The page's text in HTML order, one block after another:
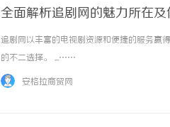
全面解析追剧网的魅力所在及
追剧网以丰富的电视剧资源和便捷的服务赢
的不二选择。 ...……
安格拉商贸网